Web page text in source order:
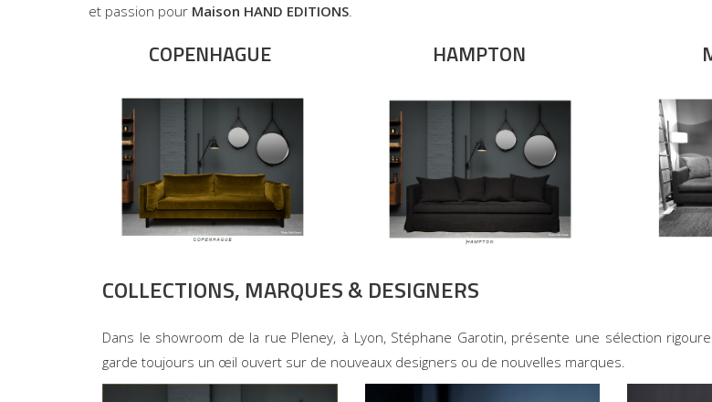
et passion pour Maison HAND EDITIONS
COPENHAGUE HAMPTON
COLLECTIONS, MARQUES & DESIGNERS
Dans le showroom de la rue Pleney, à Lyon, Stéphane Garotin, présente une sélection
garde toujours un œil ouvert sur de nouveaux designers ou de nouvelles marques.